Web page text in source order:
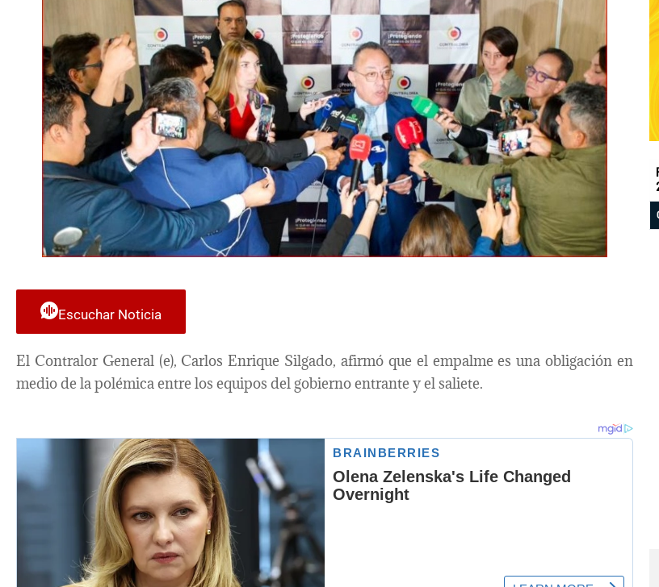
Escuchar Noticia
El Contralor General (e), Carlos Enrique Silgado, afirmó que el empalme es una obligación en
medio de la polémica entre los equipos del gobierno entrante y el saliete.